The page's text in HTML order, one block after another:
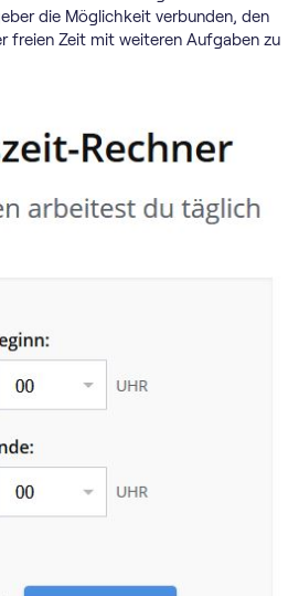
die Möglichkeit verbunden, den
freien Zeit mit weiteren Aufgaben zu